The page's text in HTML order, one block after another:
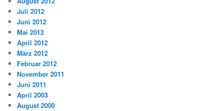
Juli 2012
Juni 2012
Mai 2012
April 2012
März 2012
Februar 2012
November 2011
Juni 2011
April 2003
August 2000